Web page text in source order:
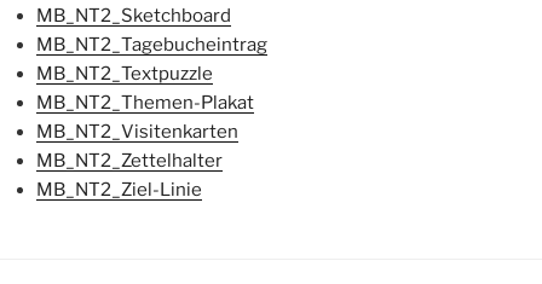
MB_NT2_Sketchboard
MB_NT2_Tagebucheintrag
MB_NT2_Textpuzzle
MB_NT2_Themen-Plakat
MB_NT2_Visitenkarten
MB_NT2_Zettelhalter
MB_NT2_Ziel-Linie